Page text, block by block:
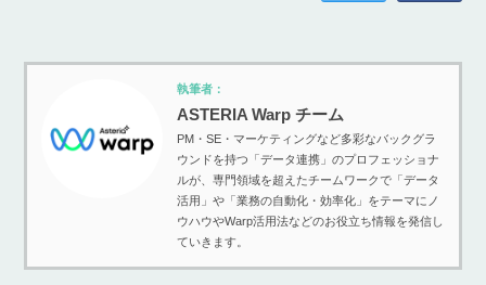
執筆者：
ASTERIA Warp チーム
PM・SE・マーケティングなど多彩なバックグラ
ウンドを持つ「データ連携」のプロフェッショナ
ルが、専門領域を超えたチームワークで「データ
活用」や「業務の自動化・効率化」をテーマにノ
ウハウやWarp活用法などのお役立ち情報を発信し
ていきます。